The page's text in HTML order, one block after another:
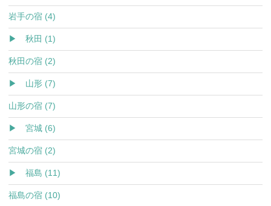
岩手の宿 (4)
▶ 秋田 (1)
秋田の宿 (2)
▶ 山形 (7)
山形の宿 (7)
▶ 宮城 (6)
宮城の宿 (2)
▶ 福島 (11)
福島の宿 (10)